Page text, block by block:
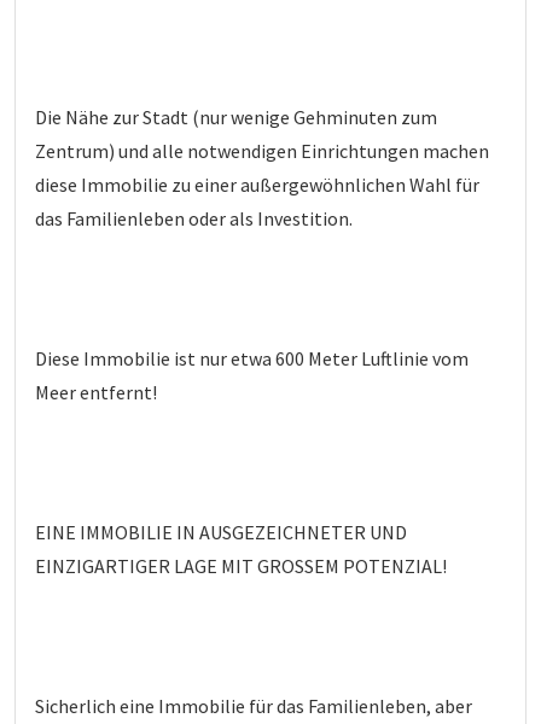
Die Nähe zur Stadt (nur wenige Gehminuten zum
Zentrum) und alle notwendigen Einrichtungen machen
diese Immobilie zu einer außergewöhnlichen Wahl für
das Familienleben oder als Investition.
Diese Immobilie ist nur etwa 600 Meter Luftlinie vom
Meer entfernt!
EINE IMMOBILIE IN AUSGEZEICHNETER UND
EINZIGARTIGER LAGE MIT GROSSEM POTENZIAL!
Sicherlich eine Immobilie für das Familienleben, aber